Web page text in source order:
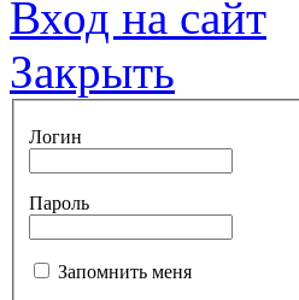
Вход на сайт
Закрыть
Логин
Пароль
Запомнить меня